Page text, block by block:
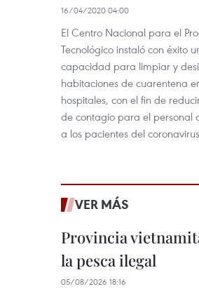
16/04/2020 04:00
El Centro Nacional para el
Tecnológico instaló con éxito
capacidad para limpiar y
habitaciones de cuarentena
hospitales, con el fin de
de contagio para el personal
a los pacientes del
VER MÁS
Provincia
la pesca ilegal
05/08/2026 18:16